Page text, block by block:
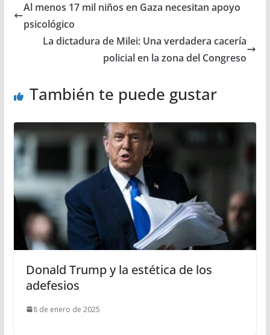
Al menos 17 mil niños en Gaza necesitan apoyo
psicológico
La dictadura de Milei: Una verdadera cacería
policial en la zona del Congreso
También te puede gustar
Donald Trump y la estética de los
adefesios
8 de enero de 2025